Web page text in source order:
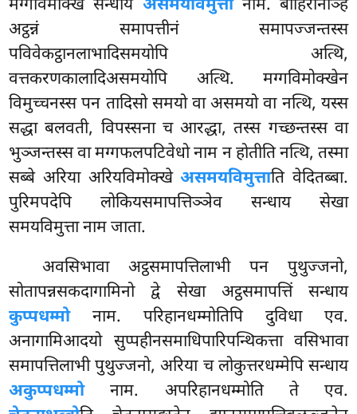
मग्गविमोक्खं सन्धाय असमयविमुत्तानाम. बाहिरानञ्हि
अट्ठन्नं समापत्तीनं समापज्जन्तस्स
पविवेकट्ठानलाभादिसमयोपि अत्थि,
वत्तकरणकालादिअसमयोपि अत्थि. मग्गविमोक्खेन
विमुच्चनस्स पन तादिसो समयो वा असमयो वा नत्थि, यस्स
सद्धा बलवती, विपस्सना च आरद्धा, तस्स गच्छन्तस्स वा
भुञ्जन्तस्स वा मग्गफलपटिवेधो नाम न होतीति नत्थि, तस्मा
सब्बे अरिया अरियविमोक्खेअसमयविमुत्ताति वेदितब्बा.
पुरिमपदेपि लोकियसमापत्तिञ्ञेव सन्धाय सेखा
समयविमुत्ता नाम जाता.
अवसिभावा अट्ठसमापत्तिलाभी पन पुथुज्जनो,
सोतापन्नसकदागामिनो द्वे सेखा अट्ठसमापत्तिं सन्धाय
कुप्पधम्मोनाम. परिहानधम्मोतिपि दुविधा एव.
अनागामिआदयो सुप्पहीनसमाधिपारिपन्थिकत्ता वसिभावा
समापत्तिलाभी पुथुज्जनो, अरिया च लोकुत्तरधम्मेपि सन्धाय
अकुप्पधम्मोनाम. अपरिहानधम्मोति ते एव.